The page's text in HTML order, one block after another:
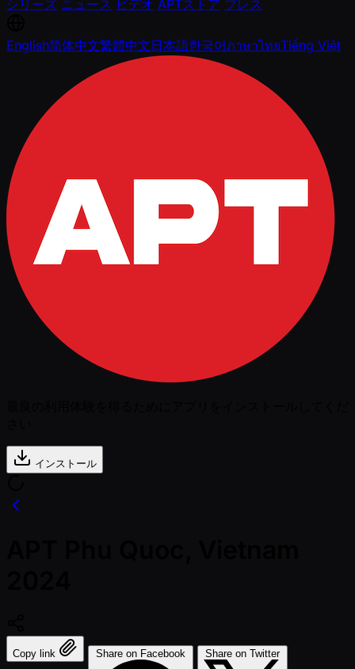
シリーズ ニュース ビデオ APTストア プレス
English简体中文繁體中文日本語한국어ภาษาไทยTiếng Việt
インストール
Copy link Share on Facebook Share on Twitter